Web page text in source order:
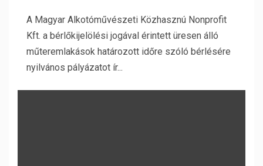
A Magyar Alkotóművészeti Közhasznú Nonprofit
Kft. a bérlőkijelölési jogával érintett üresen álló
műteremlakások határozott időre szóló bérlésére
nyilvános pályázatot ír...